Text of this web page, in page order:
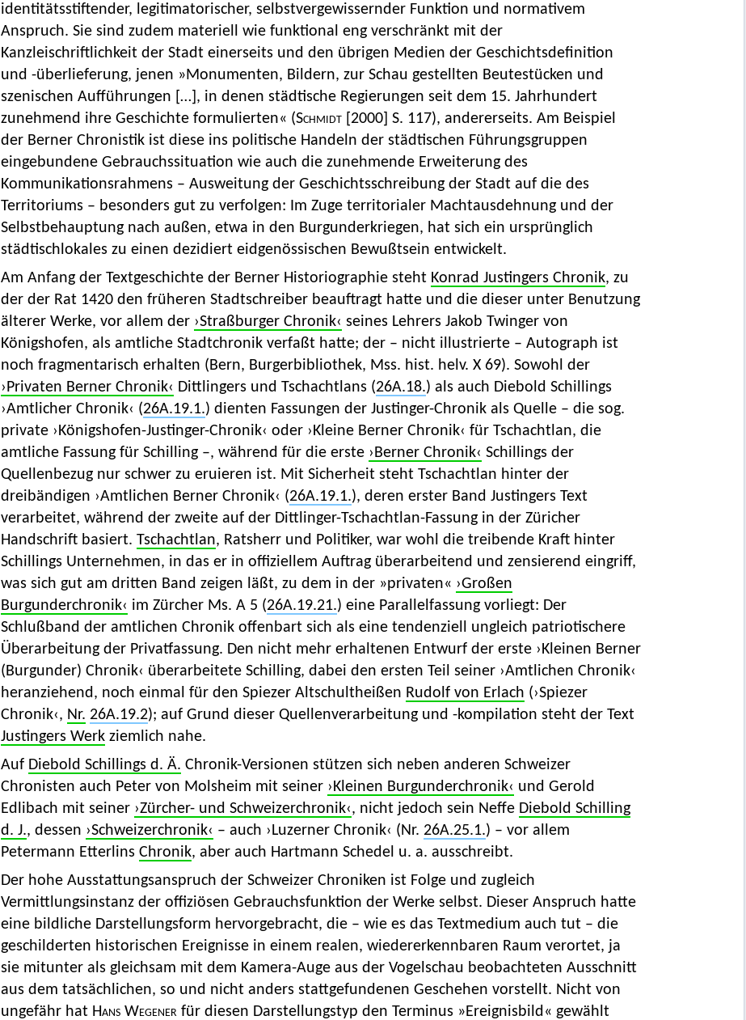
identitätsstiftender, legitimatorischer, selbstvergewissernder Funktion und normativem
Anspruch. Sie sind zudem materiell wie funktional eng verschränkt mit der
Kanzleischriftlichkeit der Stadt einerseits und den übrigen Medien der Geschichtsdefinition
und -überlieferung, jenen »Monumenten, Bildern, zur Schau gestellten Beutestücken und
szenischen Aufführungen […], in denen städtische Regierungen seit dem 15. Jahrhundert
zunehmend ihre Geschichte formulierten« (Schmidt [2000] S. 117), andererseits. Am Beispiel
der Berner Chronistik ist diese ins politische Handeln der städtischen Führungsgruppen
eingebundene Gebrauchssituation wie auch die zunehmende Erweiterung des
Kommunikationsrahmens – Ausweitung der Geschichtsschreibung der Stadt auf die des
Territoriums – besonders gut zu verfolgen: Im Zuge territorialer Machtausdehnung und der
Selbstbehauptung nach außen, etwa in den Burgunderkriegen, hat sich ein ursprünglich
städtischlokales zu einen dezidiert eidgenössischen Bewußtsein entwickelt.
Am Anfang der Textgeschichte der Berner Historiographie steht Konrad Justingers Chronik, zu
der der Rat 1420 den früheren Stadtschreiber beauftragt hatte und die dieser unter Benutzung
älterer Werke, vor allem der ›Straßburger Chronik‹ seines Lehrers Jakob Twinger von
Königshofen, als amtliche Stadtchronik verfaßt hatte; der – nicht illustrierte – Autograph ist
noch fragmentarisch erhalten (Bern, Burgerbibliothek, Mss. hist. helv. X 69). Sowohl der
›Privaten Berner Chronik‹ Dittlingers und Tschachtlans (26A.18.) als auch Diebold Schillings
›Amtlicher Chronik‹ (26A.19.1.) dienten Fassungen der Justinger-Chronik als Quelle – die sog.
private ›Königshofen-Justinger-Chronik‹ oder ›Kleine Berner Chronik‹ für Tschachtlan, die
amtliche Fassung für Schilling –, während für die erste ›Berner Chronik‹ Schillings der
Quellenbezug nur schwer zu eruieren ist. Mit Sicherheit steht Tschachtlan hinter der
dreibändigen ›Amtlichen Berner Chronik‹ (26A.19.1.), deren erster Band Justingers Text
verarbeitet, während der zweite auf der Dittlinger-Tschachtlan-Fassung in der Züricher
Handschrift basiert. Tschachtlan, Ratsherr und Politiker, war wohl die treibende Kraft hinter
Schillings Unternehmen, in das er in offiziellem Auftrag überarbeitend und zensierend eingriff,
was sich gut am dritten Band zeigen läßt, zu dem in der »privaten« ›Großen
Burgunderchronik‹ im Zürcher Ms. A 5 (26A.19.21.) eine Parallelfassung vorliegt: Der
Schlußband der amtlichen Chronik offenbart sich als eine tendenziell ungleich patriotischere
Überarbeitung der Privatfassung. Den nicht mehr erhaltenen Entwurf der erste ›Kleinen Berner
(Burgunder) Chronik‹ überarbeitete Schilling, dabei den ersten Teil seiner ›Amtlichen Chronik‹
heranziehend, noch einmal für den Spiezer Altschultheißen Rudolf von Erlach (›Spiezer
Chronik‹, Nr. 26A.19.2); auf Grund dieser Quellenverarbeitung und -kompilation steht der Text
Justingers Werkziemlich nahe.
Auf Diebold Schillings d. Ä. Chronik-Versionen stützen sich neben anderen Schweizer
Chronisten auch Peter von Molsheim mit seiner ›Kleinen Burgunderchronik‹ und Gerold
Edlibach mit seiner ›Zürcher- und Schweizerchronik‹, nicht jedoch sein Neffe Diebold Schilling
d. J., dessen ›Schweizerchronik‹ – auch ›Luzerner Chronik‹ (Nr. 26A.25.1.) – vor allem
Petermann Etterlins Chronik, aber auch Hartmann Schedel u. a. ausschreibt.
Der hohe Ausstattungsanspruch der Schweizer Chroniken ist Folge und zugleich
Vermittlungsinstanz der offiziösen Gebrauchsfunktion der Werke selbst. Dieser Anspruch hatte
eine bildliche Darstellungsform hervorgebracht, die – wie es das Textmedium auch tut – die
geschilderten historischen Ereignisse in einem realen, wiedererkennbaren Raum verortet, ja
sie mitunter als gleichsam mit dem Kamera-Auge aus der Vogelschau beobachteten Ausschnitt
aus dem tatsächlichen, so und nicht anders stattgefundenen Geschehen vorstellt. Nicht von
ungefähr hat Hans Wegenerfür diesen Darstellungstyp den Terminus »Ereignisbild« gewählt